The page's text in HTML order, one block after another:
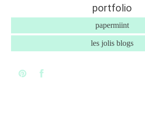
portfolio
papermiint
les jolis blogs